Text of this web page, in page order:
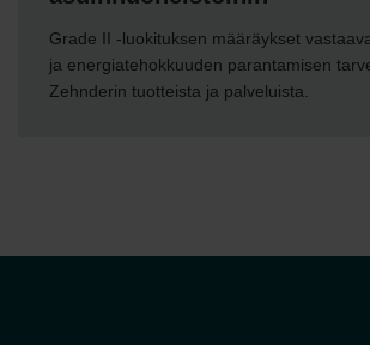
Grade II -luokituksen määräykset
ja energiatehokkuuden parantamisen
Zehnderin tuotteista ja palveluista.